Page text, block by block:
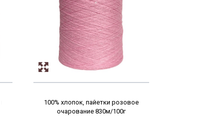
100% хлопок, пайетки розовое
очарование 830м/100г